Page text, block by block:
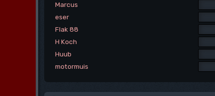
Marcus
eser
Flak 88
H Koch
Huub
motormuis